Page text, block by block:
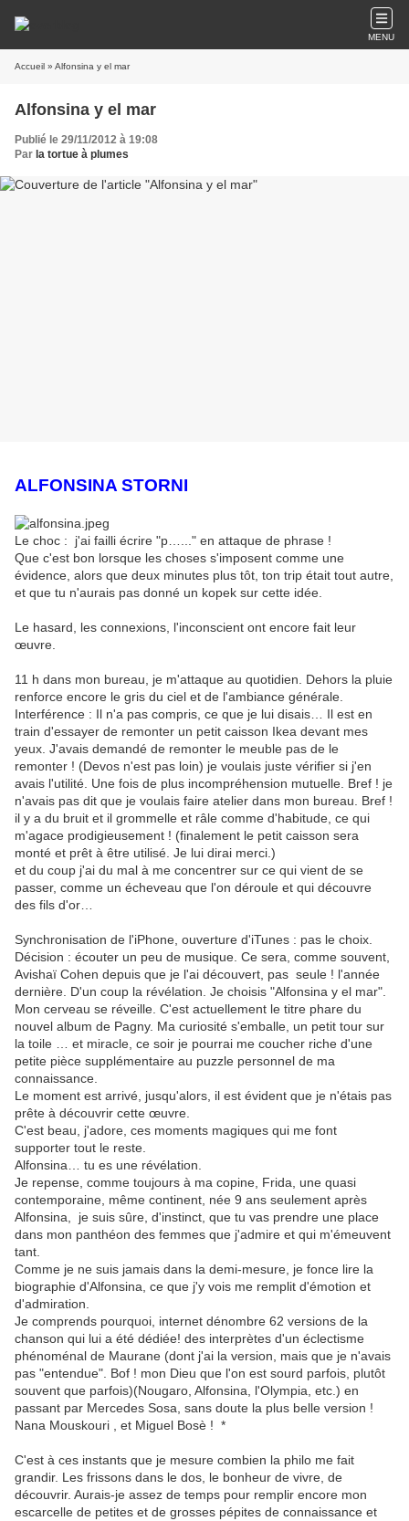
MENU
Accueil » Alfonsina y el mar
Alfonsina y el mar
Publié le 29/11/2012 à 19:08
Par la tortue à plumes
ALFONSINA STORNI
Le choc : j'ai failli écrire "p…..." en attaque de phrase !
Que c'est bon lorsque les choses s'imposent comme une
évidence, alors que deux minutes plus tôt, ton trip était tout autre,
et que tu n'aurais pas donné un kopek sur cette idée.
Le hasard, les connexions, l'inconscient ont encore fait leur
œuvre.
11 h dans mon bureau, je m'attaque au quotidien. Dehors la pluie
renforce encore le gris du ciel et de l'ambiance générale.
Interférence : Il n'a pas compris, ce que je lui disais… Il est en
train d'essayer de remonter un petit caisson Ikea devant mes
yeux. J'avais demandé de remonter le meuble pas de le
remonter ! (Devos n'est pas loin) je voulais juste vérifier si j'en
avais l'utilité. Une fois de plus incompréhension mutuelle. Bref ! je
n'avais pas dit que je voulais faire atelier dans mon bureau. Bref !
il y a du bruit et il grommelle et râle comme d'habitude, ce qui
m'agace prodigieusement ! (finalement le petit caisson sera
monté et prêt à être utilisé. Je lui dirai merci.)
et du coup j'ai du mal à me concentrer sur ce qui vient de se
passer, comme un écheveau que l'on déroule et qui découvre
des fils d'or…
Synchronisation de l'iPhone, ouverture d'iTunes : pas le choix.
Décision : écouter un peu de musique. Ce sera, comme souvent,
Avishaï Cohen depuis que je l'ai découvert, pas seule ! l'année
dernière. D'un coup la révélation. Je choisis "Alfonsina y el mar".
Mon cerveau se réveille. C'est actuellement le titre phare du
nouvel album de Pagny. Ma curiosité s'emballe, un petit tour sur
la toile … et miracle, ce soir je pourrai me coucher riche d'une
petite pièce supplémentaire au puzzle personnel de ma
connaissance.
Le moment est arrivé, jusqu'alors, il est évident que je n'étais pas
prête à découvrir cette œuvre.
C'est beau, j'adore, ces moments magiques qui me font
supporter tout le reste.
Alfonsina… tu es une révélation.
Je repense, comme toujours à ma copine, Frida, une quasi
contemporaine, même continent, née 9 ans seulement après
Alfonsina, je suis sûre, d'instinct, que tu vas prendre une place
dans mon panthéon des femmes que j'admire et qui m'émeuvent
tant.
Comme je ne suis jamais dans la demi-mesure, je fonce lire la
biographie d'Alfonsina, ce que j'y vois me remplit d'émotion et
d'admiration.
Je comprends pourquoi, internet dénombre 62 versions de la
chanson qui lui a été dédiée! des interprètes d'un éclectisme
phénoménal de Maurane (dont j'ai la version, mais que je n'avais
pas "entendue". Bof ! mon Dieu que l'on est sourd parfois, plutôt
souvent que parfois)(Nougaro, Alfonsina, l'Olympia, etc.) en
passant par Mercedes Sosa, sans doute la plus belle version !
Nana Mouskouri , et Miguel Bosè ! *
C'est à ces instants que je mesure combien la philo me fait
grandir. Les frissons dans le dos, le bonheur de vivre, de
découvrir. Aurais-je assez de temps pour remplir encore mon
escarcelle de petites et de grosses pépites de connaissance et